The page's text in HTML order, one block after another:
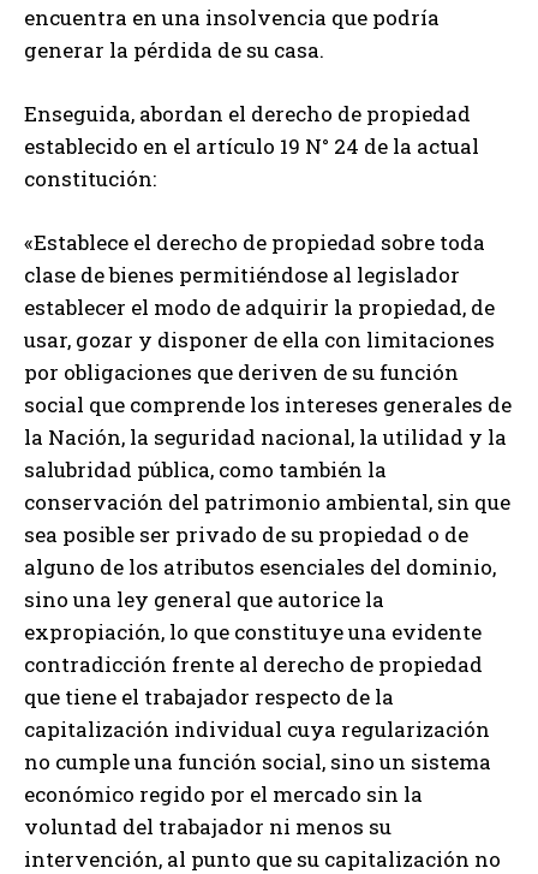
encuentra en una insolvencia que podría
generar la pérdida de su casa.
Enseguida, abordan el derecho de propiedad
establecido en el artículo 19 N° 24 de la actual
constitución:
«Establece el derecho de propiedad sobre toda
clase de bienes permitiéndose al legislador
establecer el modo de adquirir la propiedad, de
usar, gozar y disponer de ella con limitaciones
por obligaciones que deriven de su función
social que comprende los intereses generales de
la Nación, la seguridad nacional, la utilidad y la
salubridad pública, como también la
conservación del patrimonio ambiental, sin que
sea posible ser privado de su propiedad o de
alguno de los atributos esenciales del dominio,
sino una ley general que autorice la
expropiación, lo que constituye una evidente
contradicción frente al derecho de propiedad
que tiene el trabajador respecto de la
capitalización individual cuya regularización
no cumple una función social, sino un sistema
económico regido por el mercado sin la
voluntad del trabajador ni menos su
intervención, al punto que su capitalización no